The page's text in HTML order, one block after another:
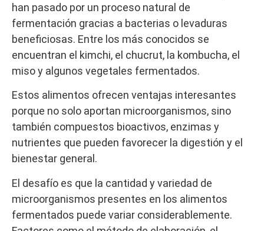
han pasado por un proceso natural de
fermentación gracias a bacterias o levaduras
beneficiosas. Entre los más conocidos se
encuentran el kimchi, el chucrut, la kombucha, el
miso y algunos vegetales fermentados.
Estos alimentos ofrecen ventajas interesantes
porque no solo aportan microorganismos, sino
también compuestos bioactivos, enzimas y
nutrientes que pueden favorecer la digestión y el
bienestar general.
El desafío es que la cantidad y variedad de
microorganismos presentes en los alimentos
fermentados puede variar considerablemente.